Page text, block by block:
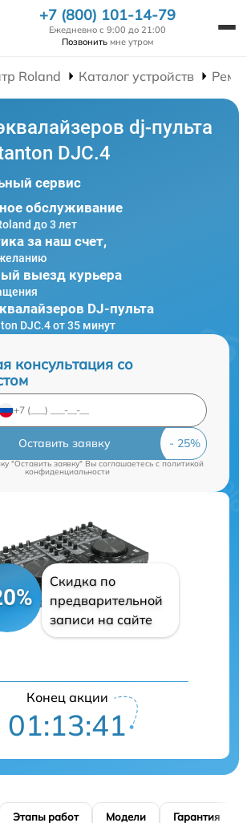
+7 (800) 101-14-79
Ежедневно с 9:00 до 21:00
Позвонить мне утром
Roland Каталог устройств
dj-пульта
DJC.4
сервис
обслуживание
до 3 лет
за наш счет,
выезд курьера
DJ-пульта
DJC.4 от 35 минут
консультация со
Оставить заявку
"Оставить заявку" Вы соглашаетесь cполитикой
конфиденциальности
Скидка по
предварительной
записи на сайте
Конец акции
01:13:41
Этапы работ Модели Гарантия